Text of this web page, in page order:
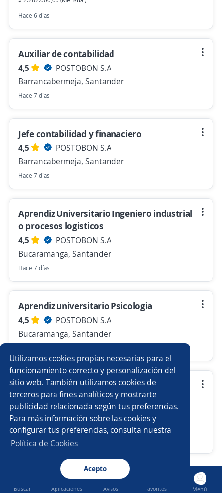
Utilizamos cookies propias necesarias para el
funcionamiento correcto y personalización del
sitio web. También utilizamos cookies de
terceros para fines analíticos y mostrarte
publicidad relacionada según tus preferencias.
Para más información sobre las cookies y
configurar tus preferencias, consulta nuestra
Política de Cookies
Acepto
Buscar Aplicaciones Avisos Favoritos Menú
Hace 6 días
Auxiliar de contabilidad
4,5
POSTOBON S.A
Barrancabermeja, Santander
Hace 7 días
Jefe contabilidad y finanaciero
4,5
POSTOBON S.A
Barrancabermeja, Santander
Hace 7 días
Aprendiz Universitario Ingeniero industrial
o procesos logisticos
4,5
POSTOBON S.A
Bucaramanga, Santander
Hace 7 días
Aprendiz universitario Psicologia
4,5
POSTOBON S.A
Bucaramanga, Santander
Aprendiz Universitario Ingeniero en
sistemas
4,5
POSTOBON S.A
Bucaramanga, Santander
Hace 16 minutos
Nuevas ofertas de empleo Avísame